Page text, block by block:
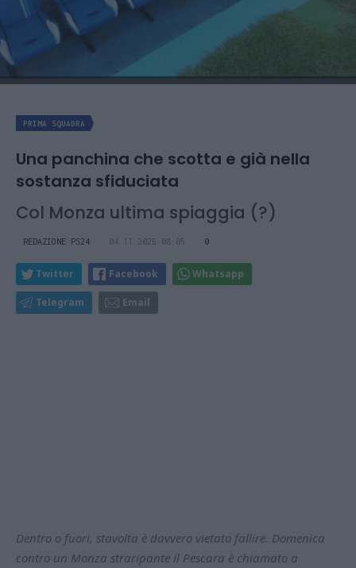
PRIMA SQUADRA
Una panchina che scotta e già nella
sostanza sfiduciata
Col Monza ultima spiaggia (?)
REDAZIONE PS24 04.11.2025 08:05 0
Twitter Facebook Whatsapp
Telegram Email
Dentro o fuori, stavolta è davvero vietato fallire. Domenica
contro un Monza straripante il Pescara è chiamato a